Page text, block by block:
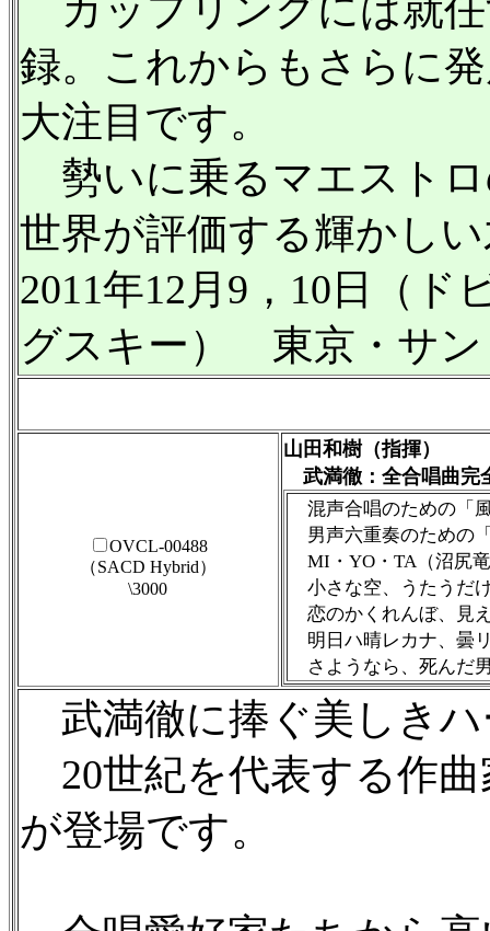
カップリングには就
録。これからもさらに
大注目です。
勢いに乗るマエストロ
世界が評価する輝かし
2011年12月9，10日（ド
グスキー） 東京・サン
OVCL-00488
（SACD Hybrid）
\3000
山田和樹（指揮）
武満徹： 全合唱曲完
混声合唱のための「
男声六重奏のための
MI・YO・TA（沼尻
小さな空、うたうだ
恋のかくれんぼ、見
明日ハ晴レカナ、曇
さようなら、死んだ
武満徹に捧ぐ美しきハ
20世紀を代表する作
が登場です。